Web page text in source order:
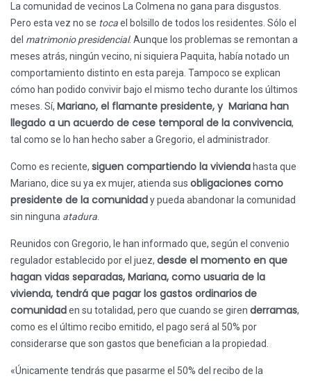
La comunidad de vecinos La Colmena no gana para disgustos.
Pero esta vez no se tocael bolsillo de todos los residentes. Sólo el
del matrimonio presidencial. Aunque los problemas se remontan a
meses atrás, ningún vecino, ni siquiera Paquita, había notado un
comportamiento distinto en esta pareja. Tampoco se explican
cómo han podido convivir bajo el mismo techo durante los últimos
meses. Sí, Mariano, el flamante presidente, y Mariana han
llegado a un acuerdo de cese temporal de la convivencia,
tal como se lo han hecho saber a Gregorio, el administrador.
Como es reciente, siguen compartiendo la vivienda hasta que
Mariano, dice su ya ex mujer, atienda sus obligaciones como
presidente de la comunidady pueda abandonar la comunidad
sin ninguna atadura
Reunidos con Gregorio, le han informado que, según el convenio
regulador establecido por el juez, desde el momento en que
hagan vidas separadas, Mariana, como usuaria de la
vivienda, tendrá que pagar los gastos ordinariosde
comunidaden su totalidad, pero que cuando se giren derramas,
como es el último recibo emitido, el pago será al 50% por
considerarse que son gastos que benefician a la propiedad.
«Únicamente tendrás que pasarme el 50% del recibo de la